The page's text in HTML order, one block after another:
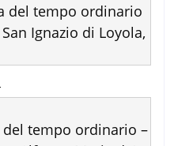
del tempo ordinario
Ignazio di Loyola,
del tempo ordinario –